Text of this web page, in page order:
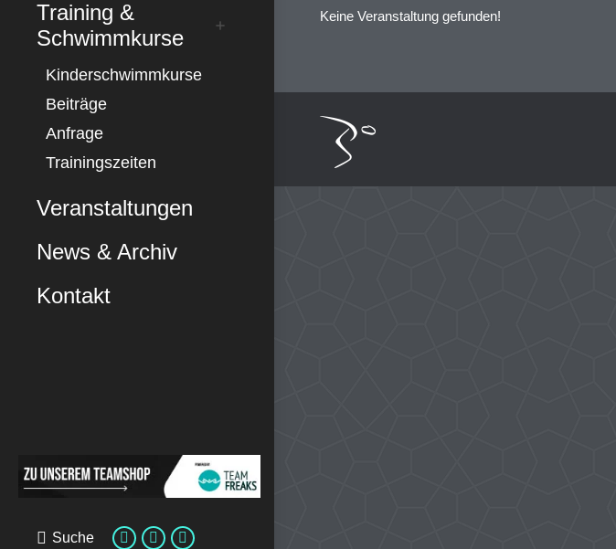
Training &
Schwimmkurse
Kinderschwimmkurse
Beiträge
Anfrage
Trainingszeiten
Veranstaltungen
News & Archiv
Kontakt
Search:
Suche
Keine Veranstaltung gefunden!